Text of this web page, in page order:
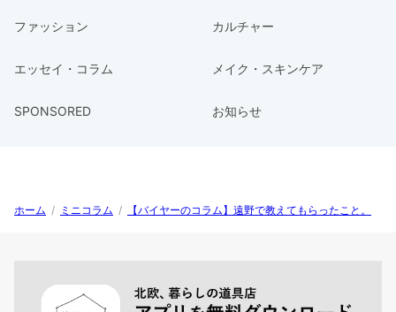
ファッション カルチャー
エッセイ・コラム メイク・スキンケア
SPONSORED お知らせ
ホーム / ミニコラム / 【バイヤーのコラム】遠野で教えてもらったこと。